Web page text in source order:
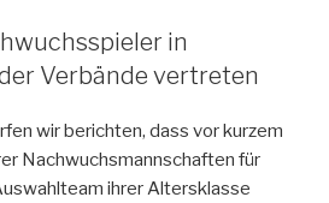
in
Verbände vertreten
wir berichten, dass vor kurzem
Nachwuchsmannschaften für
ihrer Altersklasse